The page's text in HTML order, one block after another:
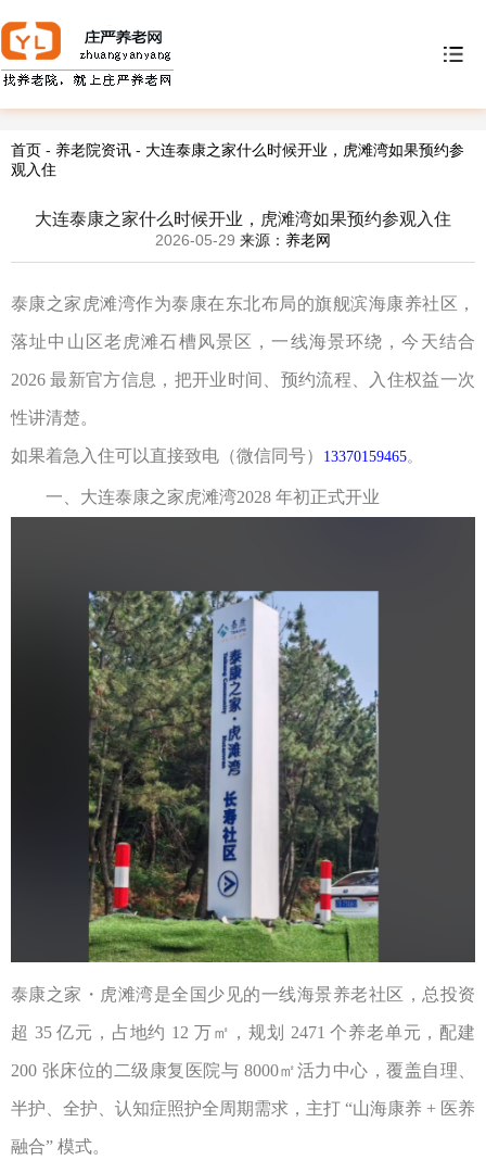
首页 - 养老院资讯 - 大连泰康之家什么时候开业，虎滩湾如果预约参
观入住
大连泰康之家什么时候开业，虎滩湾如果预约参观入住
2026-05-29 来源： 养老网
泰康之家虎滩湾作为泰康在东北布局的旗舰滨海康养社区，
落址中山区老虎滩石槽风景区，一线海景环绕，今天结合
2026最新官方信息，把开业时间、预约流程、入住权益一次
性讲清楚。
如果着急入住可以直接致电 （微信同号） 13370159465。
一、 大连泰康之家虎滩湾2028 年初正式开业
泰康之家・虎滩湾是全国少见的一线海景养老社区，总投资
超 35亿元，占地约 12 万㎡，规划 2471个养老单元，配建
200 张床位的二级康复医院与 8000㎡活力中心，覆盖自理、
半护、全护、认知症照护全周期需求，主打 “山海康养 + 医养
融合” 模式。